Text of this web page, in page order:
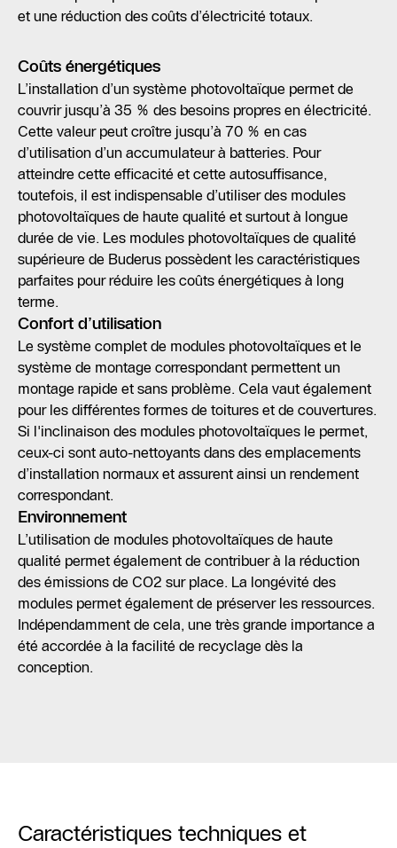
et une réduction des coûts d’électricité totaux.
Coûts énergétiques
L’installation d’un système photovoltaïque permet de
couvrir jusqu’à 35 % des besoins propres en électricité.
Cette valeur peut croître jusqu’à 70 % en cas
d’utilisation d’un accumulateur à batteries. Pour
atteindre cette efficacité et cette autosuffisance,
toutefois, il est indispensable d’utiliser des modules
photovoltaïques de haute qualité et surtout à longue
durée de vie. Les modules photovoltaïques de qualité
supérieure de Buderus possèdent les caractéristiques
parfaites pour réduire les coûts énergétiques à long
terme.
Confort d’utilisation
Le système complet de modules photovoltaïques et le
système de montage correspondant permettent un
montage rapide et sans problème. Cela vaut également
pour les différentes formes de toitures et de couvertures.
Si l'inclinaison des modules photovoltaïques le permet,
ceux-ci sont auto-nettoyants dans des emplacements
d’installation normaux et assurent ainsi un rendement
correspondant.
Environnement
L’utilisation de modules photovoltaïques de haute
qualité permet également de contribuer à la réduction
des émissions de CO2 sur place. La longévité des
modules permet également de préserver les ressources.
Indépendamment de cela, une très grande importance a
été accordée à la facilité de recyclage dès la
conception.
Caractéristiques techniques et